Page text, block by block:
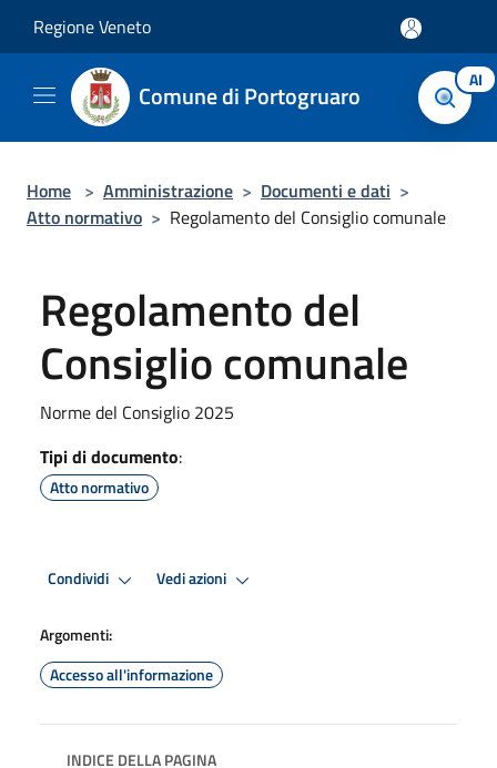
Regione Veneto
Comune di Portogruaro AI
Home > Amministrazione > Documenti e dati >
Atto normativo > Regolamento del Consiglio comunale
Regolamento del
Consiglio comunale
Norme del Consiglio 2025
Tipi di documento:
Atto normativo
Condividi Vedi azioni
Argomenti:
Accesso all'informazione
INDICE DELLA PAGINA